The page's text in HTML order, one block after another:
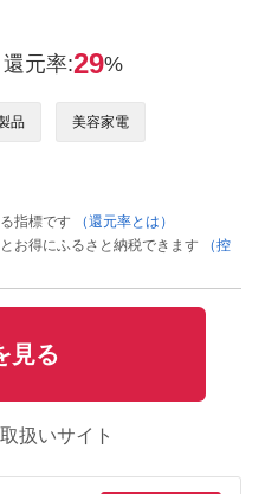
還元率:29%
品 美容家電
指標です
（還元率とは）
お得にふるさと納税できます
（控
見る
扱いサイト